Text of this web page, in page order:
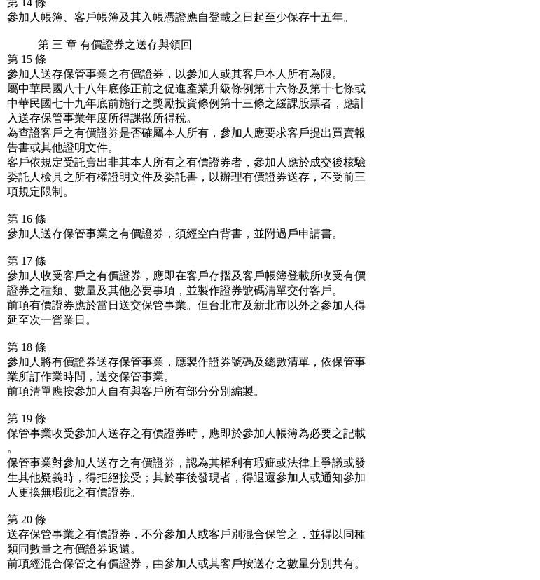
第 14 條
參加人帳簿、客戶帳簿及其入帳憑證應自登載之日起至少保存十五年。
第 三 章 有價證券之送存與領回
第 15 條
參加人送存保管事業之有價證券，以參加人或其客戶本人所有為限。
屬中華民國八十八年底修正前之促進產業升級條例第十六條及第十七條或
中華民國七十九年底前施行之獎勵投資條例第十三條之緩課股票者，應計
入送存保管事業年度所得課徵所得稅。
為查證客戶之有價證券是否確屬本人所有，參加人應要求客戶提出買賣報
告書或其他證明文件。
客戶依規定受託賣出非其本人所有之有價證券者，參加人應於成交後核驗
委託人檢具之所有權證明文件及委託書，以辦理有價證券送存，不受前三
項規定限制。
第 16 條
參加人送存保管事業之有價證券，須經空白背書，並附過戶申請書。
第 17 條
參加人收受客戶之有價證券，應即在客戶存摺及客戶帳簿登載所收受有價
證券之種類、數量及其他必要事項，並製作證券號碼清單交付客戶。
前項有價證券應於當日送交保管事業。但台北市及新北市以外之參加人得
延至次一營業日。
第 18 條
參加人將有價證券送存保管事業，應製作證券號碼及總數清單，依保管事
業所訂作業時間，送交保管事業。
前項清單應按參加人自有與客戶所有部分分別編製。
第 19 條
保管事業收受參加人送存之有價證券時，應即於參加人帳簿為必要之記載
。
保管事業對參加人送存之有價證券，認為其權利有瑕疵或法律上爭議或發
生其他疑義時，得拒絕接受；其於事後發現者，得退還參加人或通知參加
人更換無瑕疵之有價證券。
第 20 條
送存保管事業之有價證券，不分參加人或客戶別混合保管之，並得以同種
類同數量之有價證券返還。
前項經混合保管之有價證券，由參加人或其客戶按送存之數量分別共有。